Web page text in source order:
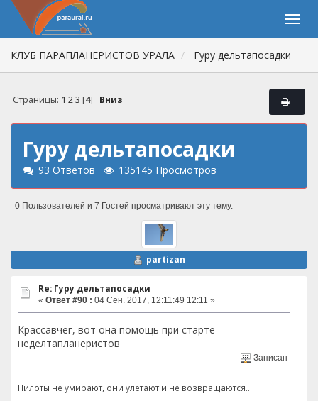
КЛУБ ПАРАПЛАНЕРИСТОВ УРАЛА Гуру дельтапосадки
Страницы: 1 2 3 [4] Вниз
Гуру дельтапосадки
93 Ответов 135145 Просмотров
0 Пользователей и 7 Гостей просматривают эту тему.
partizan
Re: Гуру дельтапосадки
« Ответ #90 : 04 Сен. 2017, 12:11:49 12:11 »
Крассавчег, вот она помощь при старте
неделтапланеристов
Записан
Пилоты не умирают, они улетают и не возвращаются...